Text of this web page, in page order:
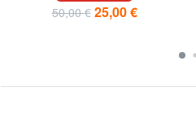
50,00 € 25,00 €